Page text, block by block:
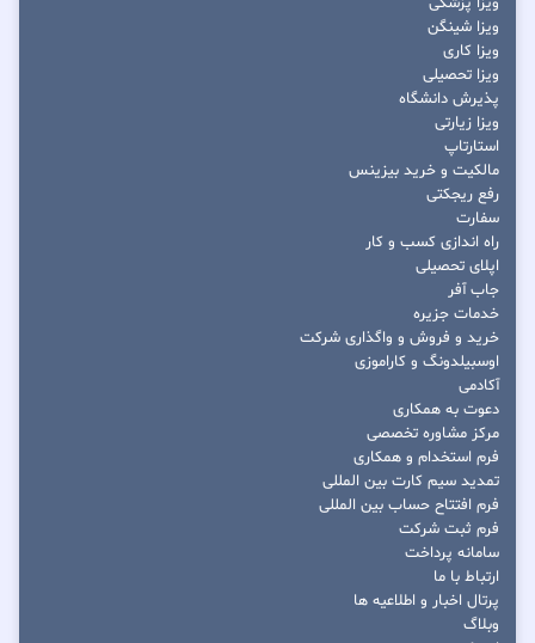
ویزا شینگن
ویزا کاری
ویزا تحصیلی
پذیرش دانشگاه
ویزا زیارتی
استارتاپ
مالکیت و خرید بیزینس
رفع ریجکتی
سفارت
راه اندازی کسب و کار
اپلای تحصیلی
جاب آفر
خدمات جزیره
خرید و فروش و واگذاری شرکت
اوسبیلدونگ و کاراموزی
آکادمی
دعوت به همکاری
مرکز مشاوره تخصصی
فرم استخدام و همکاری
تمدید سیم کارت بین المللی
فرم افتتاح حساب بین المللی
فرم ثبت شرکت
سامانه پرداخت
ارتباط با ما
پرتال اخبار و اطلاعیه ها
وبلاگ